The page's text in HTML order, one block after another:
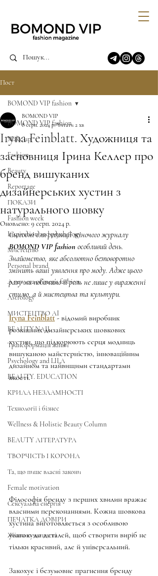
Пост
BOMOND VIP fashion
Make up
Fashion
Beauty
Reportage
ПОКАЗИ
Fashion week
Inspiration and psychology
Мистецтво
Personal brand
A new era of men's fashion
Astrology
МИСТЕЦТВО AI
BEAUTY.NAIL
Трансформація жінки
Psychology and LILA
BEAUTY. EDUCATION
КРИЛА НЕЗЛАМНОСТІ
Технології і бізнес
Wellness & Holistic Beauty Column
BEAUTY ЛІТЕРАТУРА
ТВОРЧІСТЬ І КОРОНА
Та, що пише власні закони
Female motivation
Сексуальна енергія
ПЕЧАТКА ДОВІРИ
Жінка сучасності
BOMOND VIP fashion
Iryna Feinblatt. Художниця та
засновниця Ірина Келлер про
бренд вишуканих
дизайнерських хустин з
натурального шовку
BOMOND VIP
8 серп. 2024 р.Читати 2 хв
Оновлено: 9 серп. 2024 р.
Сьогодні для редакції жіночого журналу
BOMOND VIP fashion особливий день.
Знайомство, яке абсолютно безповоротно
змінить ваші уявлення про моду. Адже цього
разу ми побачимо її роль не лише у вираженні
стилю, а й мистецтва та культури.
Iryna Feinblatt - відомий виробник
розкішних дизайнерських шовкових
хустин, що підкорюють серця модниць
вишуканою майстерністю, інноваційним
дизайном та найвищими стандартами
якості.
Філософія бренду з перших хвилин вражає
власними переконаннями. Кожна шовкова
хустина виготовляється з особливою
увагою до деталей, щоб створити виріб не
тільки красивий, але й універсальний.
Закохує і безумовне прагнення бренду